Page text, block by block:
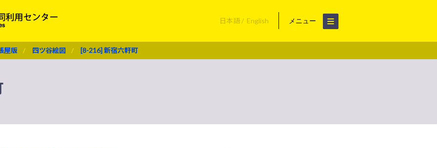
日本語 English メニュー
屋版 四ツ谷絵図 [8-216] 新宿六軒町